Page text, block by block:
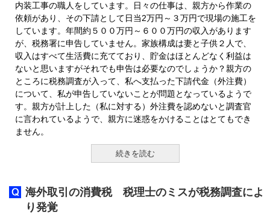
内装工事の職人をしています。日々の仕事は、親方から作業の
依頼があり、その下請として日当2万円～３万円で現場の施工を
しています。年間約５００万円～６００万円の収入があります
が、税務署に申告していません。家族構成は妻と子供２人で、
収入はすべて生活費に充てており、貯金はほとんどなく利益は
ないと思いますがそれでも申告は必要なのでしょうか？親方の
ところに税務調査が入って、私へ支払った下請代金（外注費）
について、私が申告していないことが問題となっているようで
す。親方が計上した（私に対する）外注費を認めないと調査官
に言われているようで、親方に迷惑をかけることはとてもでき
ません。
続きを読む
海外取引の消費税 税理士のミスが税務調査によ
り発覚